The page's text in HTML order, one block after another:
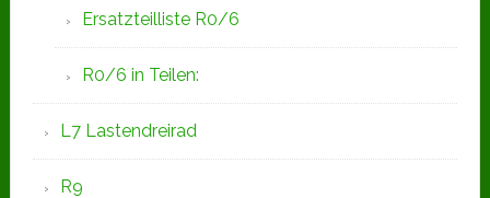
Ersatzteilliste R0/6
R0/6 in Teilen:
L7 Lastendreirad
R9